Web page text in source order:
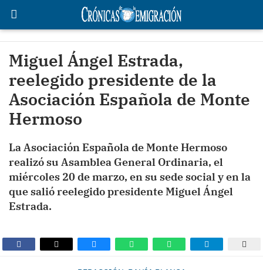
Miguel Ángel Estrada,
reelegido presidente de la
Asociación Española de Monte
Hermoso
La Asociación Española de Monte Hermoso
realizó su Asamblea General Ordinaria, el
miércoles 20 de marzo, en su sede social y en la
que salió reelegido presidente Miguel Ángel
Estrada.